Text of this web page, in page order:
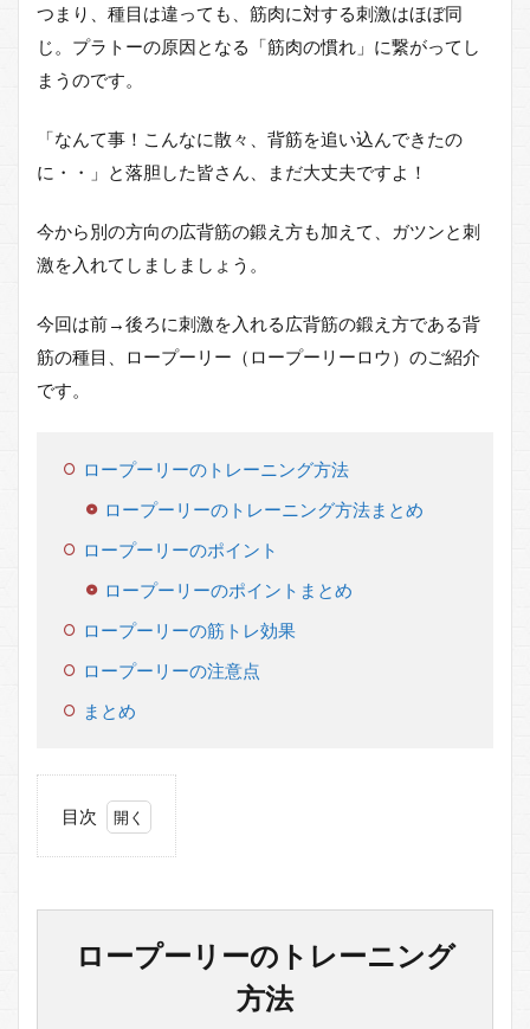
つまり、種目は違っても、筋肉に対する刺激はほぼ同
じ。プラトーの原因となる「筋肉の慣れ」に繋がってし
まうのです。
「なんて事！こんなに散々、背筋を追い込んできたの
に・・」と落胆した皆さん、まだ大丈夫ですよ！
今から別の方向の広背筋の鍛え方も加えて、ガツンと刺
激を入れてしましましょう。
今回は前→後ろに刺激を入れる広背筋の鍛え方である背
筋の種目、ロープーリー（ロープーリーロウ）のご紹介
です。
ロープーリーのトレーニング方法
ロープーリーのトレーニング方法まとめ
ロープーリーのポイント
ロープーリーのポイントまとめ
ロープーリーの筋トレ効果
ロープーリーの注意点
まとめ
目次
プ
ロープーリーのトレーニング
方法